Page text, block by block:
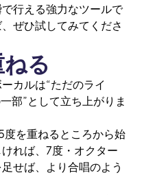
行える強力なツールで
ぜひ試してみてくださ
る
カルは“ただのライ
部”として立ち上がりま
を重ねるところから始
れば、7度・オクター
せば、より合唱のよう